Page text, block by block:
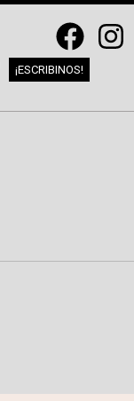
¡ESCRIBINOS!